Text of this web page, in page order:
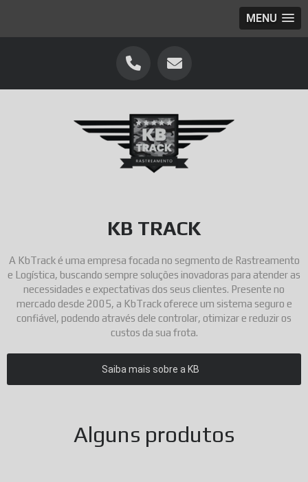
MENU
KB TRACK
A KbTrack é uma empresa focada no segmento de Rastreamento
e Logística, buscando sempre soluções inovadoras para atender as
necessidades e expectativas dos seus clientes. Presente no
mercado desde 2005, a KbTrack oferece um sistema seguro e
confiável, podendo através dele controlar, otimizar e reduzir os
custos da sua frota.
Saiba mais sobre a KB
Alguns produtos